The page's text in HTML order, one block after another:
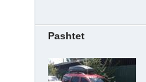
Pashtet